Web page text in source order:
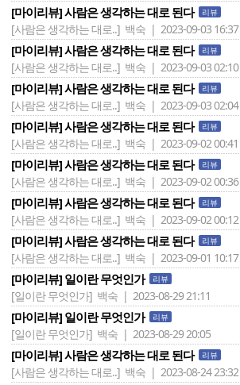
[마이리뷰] 사람은 생각하는 대로 된다 리뷰
[사람은 생각하는 대로..] 백숙 | 2023-09-03 16:37
[마이리뷰] 사람은 생각하는 대로 된다 리뷰
[사람은 생각하는 대로..] 백숙 | 2023-09-03 02:10
[마이리뷰] 사람은 생각하는 대로 된다 리뷰
[사람은 생각하는 대로..] 백숙 | 2023-09-03 02:04
[마이리뷰] 사람은 생각하는 대로 된다 리뷰
[사람은 생각하는 대로..] 백숙 | 2023-09-02 00:41
[마이리뷰] 사람은 생각하는 대로 된다 리뷰
[사람은 생각하는 대로..] 백숙 | 2023-09-02 00:36
[마이리뷰] 사람은 생각하는 대로 된다 리뷰
[사람은 생각하는 대로..] 백숙 | 2023-09-02 00:12
[마이리뷰] 사람은 생각하는 대로 된다 리뷰
[사람은 생각하는 대로..] 백숙 | 2023-09-01 10:17
[마이리뷰] 일이란 무엇인가 리뷰
[일이란 무엇인가] 백숙 | 2023-08-29 21:11
[마이리뷰] 일이란 무엇인가 리뷰
[일이란 무엇인가] 백숙 | 2023-08-29 20:05
[마이리뷰] 사람은 생각하는 대로 된다 리뷰
[사람은 생각하는 대로..] 백숙 | 2023-08-24 23:32